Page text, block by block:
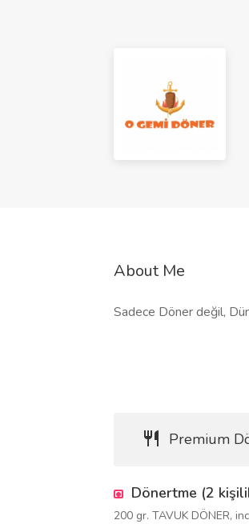
About Me
Sadece Döner değil,
Premium
Dönertme (2
200 gr. TAVUK DÖNER,